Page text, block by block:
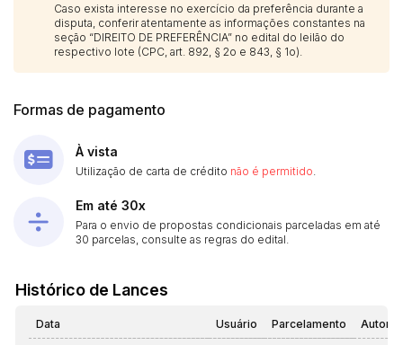
Caso exista interesse no exercício da preferência durante a
disputa, conferir atentamente as informações constantes na
seção “DIREITO DE PREFERÊNCIA” no edital do leilão do
respectivo lote (CPC, art. 892, § 2o e 843, § 1o).
Formas de pagamento
À vista
Utilização de carta de crédito não é permitido
Em até 30x
Para o envio de propostas condicionais parceladas em até
30 parcelas, consulte as regras do edital.
Histórico de Lances
Data Usuário Parcelamento